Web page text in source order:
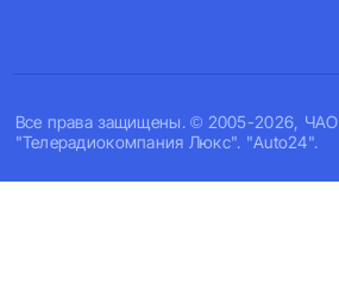
Все права защищены. © 2005-2026, ЧАО
"Телерадиокомпания Люкс". "Auto24".